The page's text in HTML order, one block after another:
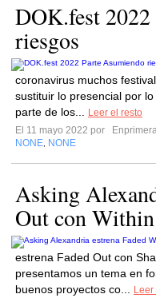
DOK.fest
riesgos
coronavirus muchos
sustituir lo presencial por
parte de los...
Leer el resto
El 11 mayo 2022 por
NONE NONE
Asking
Out con
estrena Faded Out con
presentamos un tema en
buenos proyectos co...